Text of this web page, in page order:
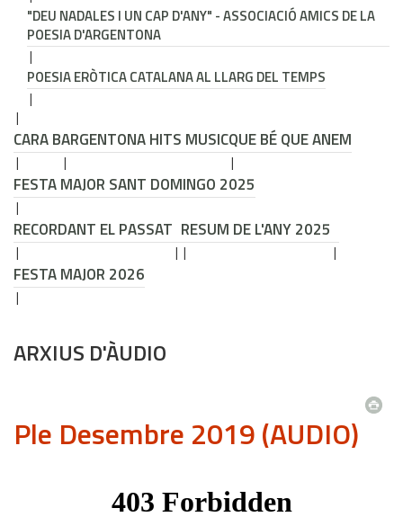
"DEU NADALES I UN CAP D'ANY" - ASSOCIACIÓ AMICS DE LA
POESIA D'ARGENTONA
POESIA ERÒTICA CATALANA AL LLARG DEL TEMPS
CARA BARGENTONA HITS MUSICQUE BÉ QUE ANEM
FESTA MAJOR SANT DOMINGO 2025
RECORDANT EL PASSAT RESUM DE L'ANY 2025
FESTA MAJOR 2026
ARXIUS D'ÀUDIO
Ple Desembre 2019 (AUDIO)